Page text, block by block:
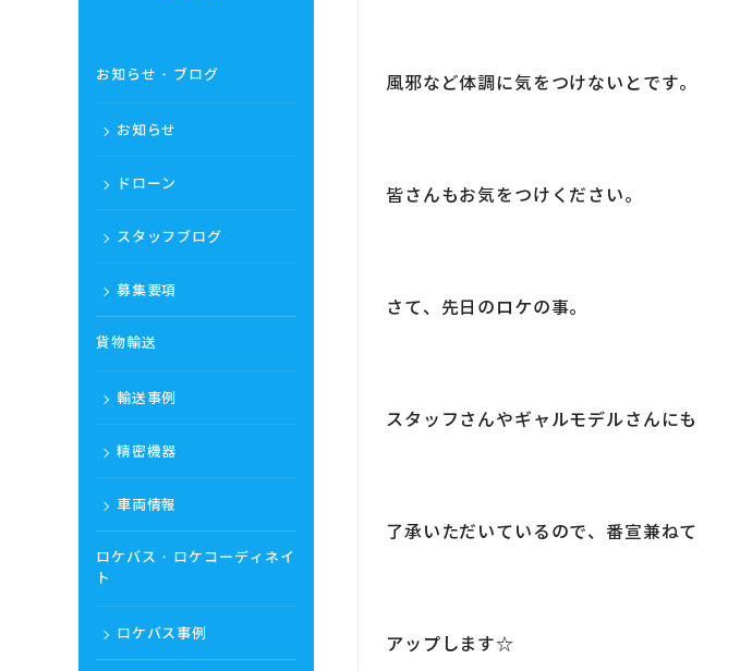
お知らせ・ブログ
お知らせ
ドローン
スタッフブログ
募集要項
貨物輸送
輸送事例
精密機器
車両情報
ロケバス・ロケコーディネイ
ト
ロケバス事例
風邪など体調に気をつけないとです。
皆さんもお気をつけください。
さて、先日のロケの事。
スタッフさんやギャルモデルさんにも
了承いただいているので、番宣兼ねて
アップします☆